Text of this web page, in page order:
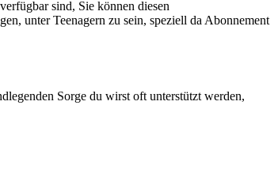
sind, Sie können diesen
unter Teenagern zu sein, speziell da Abonnement
Sorge du wirst oft unterstützt werden,